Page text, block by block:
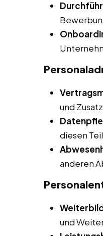
und
diesen
anderen
und